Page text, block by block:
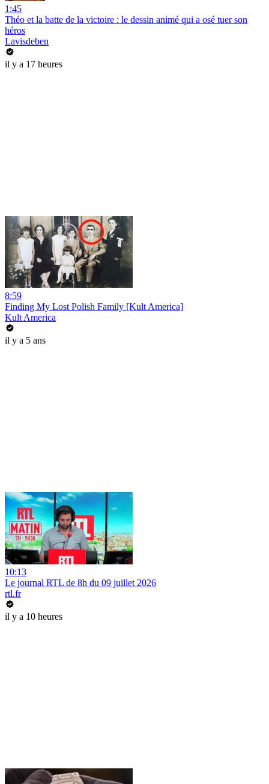
1:45
Théo et la batte de la victoire : le dessin animé qui a osé tuer son
héros
Lavisdeben
il y a 17 heures
8:59
Finding My Lost Polish Family [Kult America]
Kult America
il y a 5 ans
10:13
Le journal RTL de 8h du 09 juillet 2026
rtl.fr
il y a 10 heures